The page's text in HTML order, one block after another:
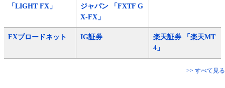
「LIGHT FX」
ジャパン 「FXTF G
X-FX」
FXブロードネット IG証券
楽天証券 「楽天MT
4」
>> すべて見る